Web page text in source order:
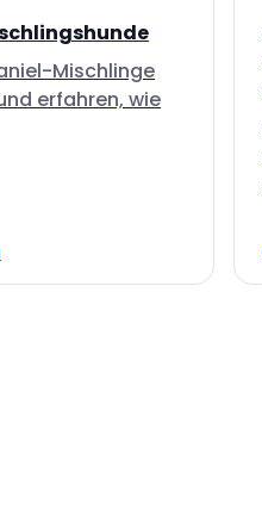
Mischlinge
erfahren, wie